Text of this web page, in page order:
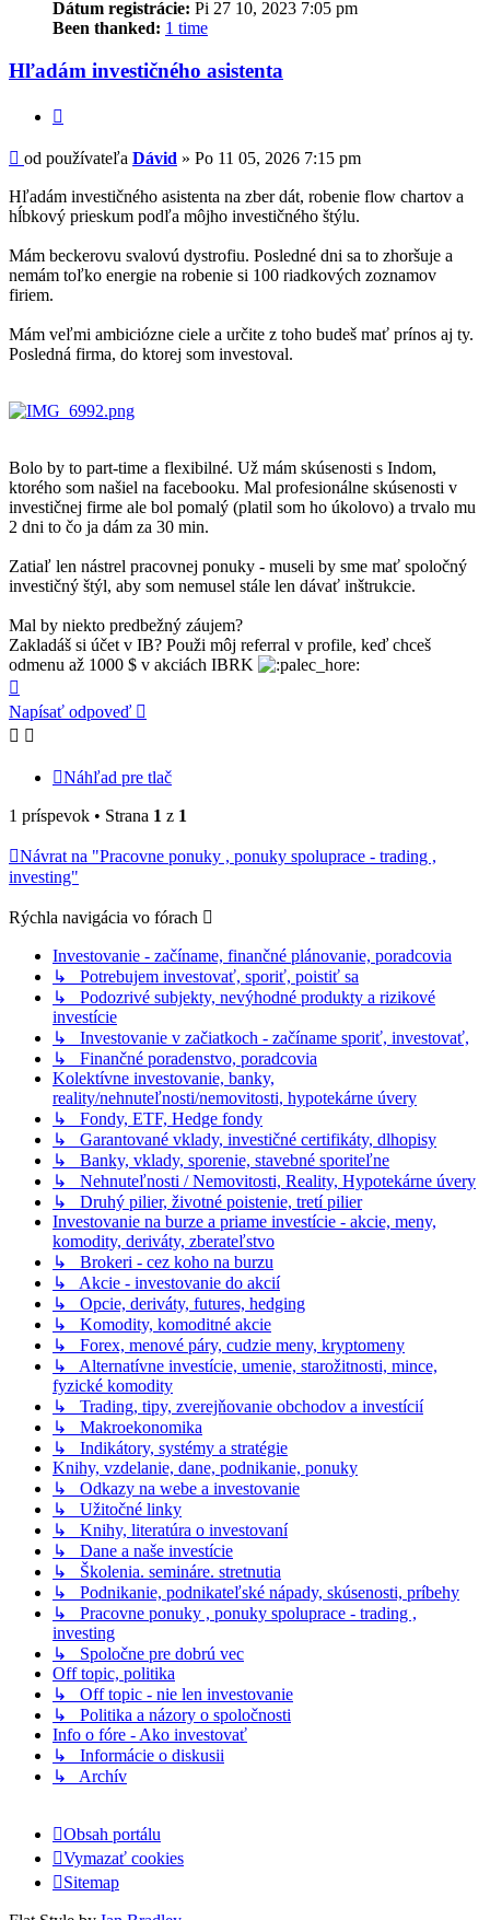
Dátum registrácie: Pi 27 10, 2023 7:05 pm
Been thanked: 1 time
Hľadám investičného asistenta
Príspevok
od používateľa Dávid » Po 11 05, 2026 7:15 pm
Hľadám investičného asistenta na zber dát, robenie flow chartov a
hĺbkový prieskum podľa môjho investičného štýlu.
Mám beckerovu svalovú dystrofiu. Posledné dni sa to zhoršuje a
nemám toľko energie na robenie si 100 riadkových zoznamov
firiem.
Mám veľmi ambiciózne ciele a určite z toho budeš mať prínos aj ty.
Posledná firma, do ktorej som investoval.
Bolo by to part-time a flexibilné. Už mám skúsenosti s Indom,
ktorého som našiel na facebooku. Mal profesionálne skúsenosti v
investičnej firme ale bol pomalý (platil som ho úkolovo) a trvalo mu
2 dni to čo ja dám za 30 min.
Zatiaľ len nástrel pracovnej ponuky - museli by sme mať spoločný
investičný štýl, aby som nemusel stále len dávať inštrukcie.
Mal by niekto predbežný záujem?
Zakladáš si účet v IB? Použi môj referral v profile, keď chceš
odmenu až 1000 $ v akciách IBRK
Napísať odpoveď
Náhľad pre tlač
1 príspevok • Strana 1 z 1
Návrat na "Pracovne ponuky , ponuky spoluprace - trading ,
investing"
Rýchla navigácia vo fórach
Investovanie - začíname, finančné plánovanie, poradcovia
↳ Potrebujem investovať, sporiť, poistiť sa
↳ Podozrivé subjekty, nevýhodné produkty a rizikové
investície
↳ Investovanie v začiatkoch - začíname sporiť, investovať,
↳ Finančné poradenstvo, poradcovia
Kolektívne investovanie, banky,
reality/nehnuteľnosti/nemovitosti, hypotekárne úvery
↳ Fondy, ETF, Hedge fondy
↳ Garantované vklady, investičné certifikáty, dlhopisy
↳ Banky, vklady, sporenie, stavebné sporiteľne
↳ Nehnuteľnosti / Nemovitosti, Reality, Hypotekárne úvery
↳ Druhý pilier, životné poistenie, tretí pilier
Investovanie na burze a priame investície - akcie, meny,
komodity, deriváty, zberateľstvo
↳ Brokeri - cez koho na burzu
↳ Akcie - investovanie do akcií
↳ Opcie, deriváty, futures, hedging
↳ Komodity, komoditné akcie
↳ Forex, menové páry, cudzie meny, kryptomeny
↳ Alternatívne investície, umenie, starožitnosti, mince,
fyzické komodity
↳ Trading, tipy, zverejňovanie obchodov a investícií
↳ Makroekonomika
↳ Indikátory, systémy a stratégie
Knihy, vzdelanie, dane, podnikanie, ponuky
↳ Odkazy na webe a investovanie
↳ Užitočné linky
↳ Knihy, literatúra o investovaní
↳ Dane a naše investície
↳ Školenia. semináre. stretnutia
↳ Podnikanie, podnikateľské nápady, skúsenosti, príbehy
↳ Pracovne ponuky , ponuky spoluprace - trading ,
investing
↳ Spoločne pre dobrú vec
Off topic, politika
↳ Off topic - nie len investovanie
↳ Politika a názory o spoločnosti
Info o fóre - Ako investovať
↳ Informácie o diskusii
↳ Archív
Obsah portálu
Vymazať cookies
Sitemap